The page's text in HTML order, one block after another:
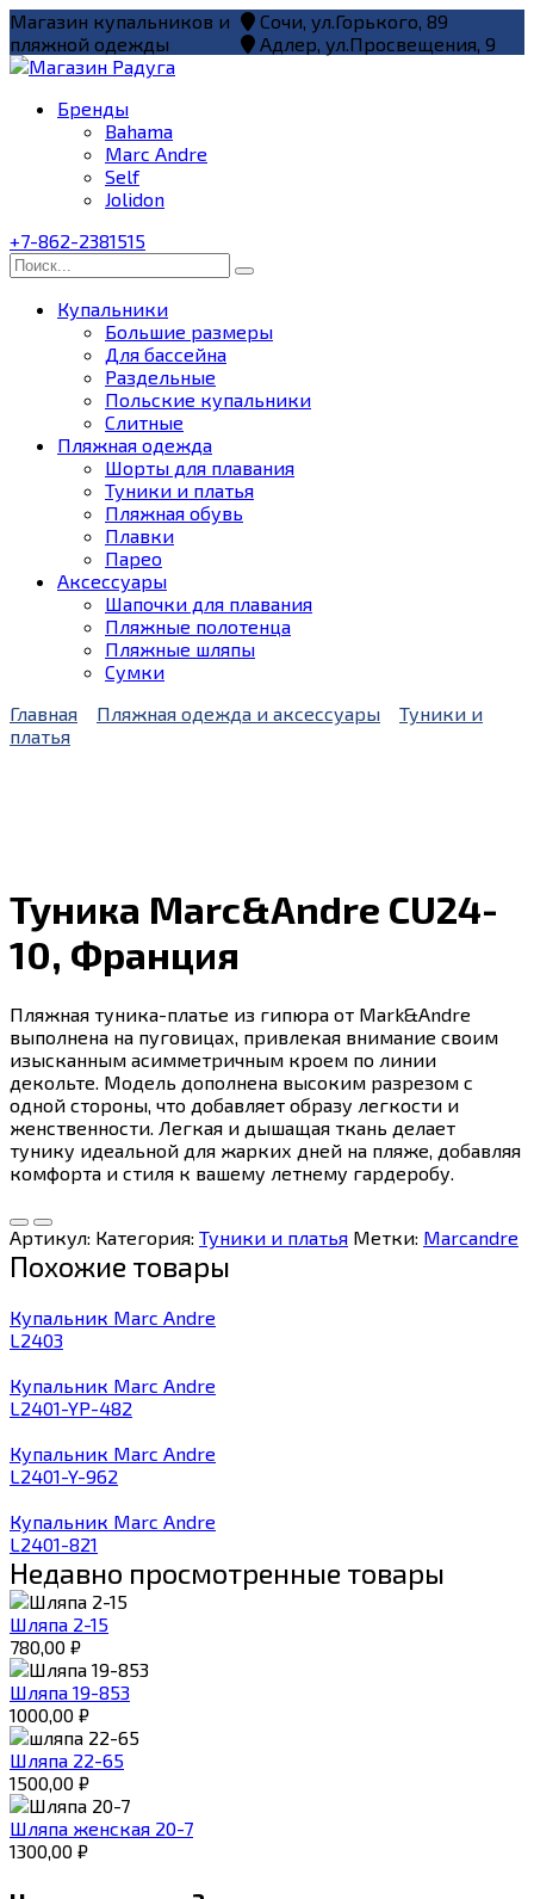
Перейти
к
содержанию
Магазин купальников и
пляжной одежды
Сочи, ул.Горького, 89
Адлер, ул.Просвещения, 9
Бренды
Bahama
Marc Andre
Self
Jolidon
+7-862-2381515
Search
for:
Купальники
Большие размеры
Для бассейна
Раздельные
Польские купальники
Слитные
Пляжная одежда
Шорты для плавания
Туники и платья
Пляжная обувь
Плавки
Парео
Аксессуары
Шапочки для плавания
Пляжные полотенца
Пляжные шляпы
Сумки
Главная
Пляжная одежда и аксессуары
Туники и
платья
Туника Marc&Andre CU24-
10, Франция
Пляжная туника-платье из гипюра от Mark&Andre
выполнена на пуговицах, привлекая внимание своим
изысканным асимметричным кроем по линии
декольте. Модель дополнена высоким разрезом с
одной стороны, что добавляет образу легкости и
женственности. Легкая и дышащая ткань делает
тунику идеальной для жарких дней на пляже, добавляя
комфорта и стиля к вашему летнему гардеробу.
Артикул: Категория: Туники и платья Метки: Marcandre
Похожие товары
Купальник Marc Andre
L2403
Купальник Marc Andre
L2401-YP-482
Купальник Marc Andre
L2401-Y-962
Купальник Marc Andre
L2401-821
Недавно просмотренные товары
Шляпа 2-15
780,00 ₽
Шляпа 19-853
1000,00 ₽
Шляпа 22-65
1500,00 ₽
Шляпа женская 20-7
1300,00 ₽